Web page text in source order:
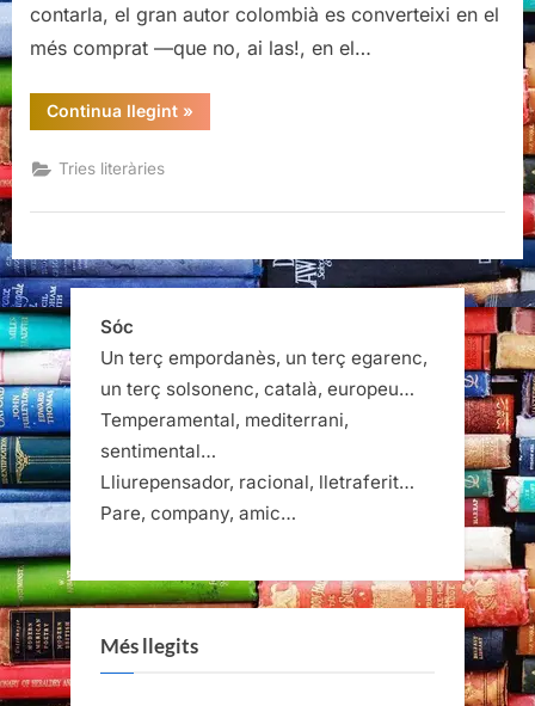
Sant
Jordi
contarla, el gran autor colombià es converteixi en el
més comprat —que no, ai las!, en el…
Continua llegint“La
meva
Sant
»
Tries literàries
Sóc
Un terç empordanès, un terç egarenc,
un terç solsonenc, català, europeu…
Temperamental, mediterrani,
sentimental…
Lliurepensador, racional, lletraferit…
Pare, company, amic…
Més llegits